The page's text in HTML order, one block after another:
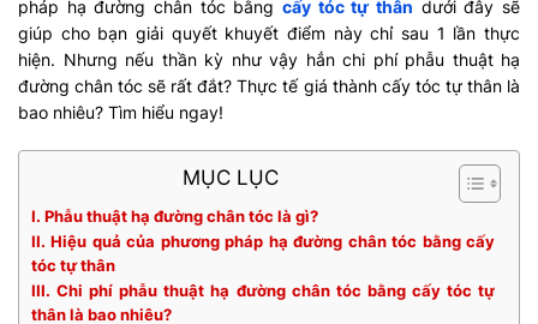
pháp hạ đường chân tóc bằng cấy tóc tự thân dưới đây sẽ
giúp cho bạn giải quyết khuyết điểm này chỉ sau 1 lần thực
hiện. Nhưng nếu thần kỳ như vậy hẳn chi phí phẫu thuật hạ
đường chân tóc sẽ rất đắt? Thực tế giá thành cấy tóc tự thân là
bao nhiêu? Tìm hiểu ngay!
MỤC LỤC
I. Phẫu thuật hạ đường chân tóc là gì?
II. Hiệu quả của phương pháp hạ đường chân tóc bằng cấy
tóc tự thân
III. Chi phí phẫu thuật hạ đường chân tóc bằng cấy tóc tự
thân là bao nhiêu?